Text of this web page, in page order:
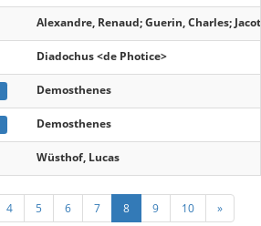
Alexandre, Renaud; Guerin, Charles;
Diadochus <de Photice>
Demosthenes
Demosthenes
Wüsthof, Lucas
4 5 6 7 8 9 10 »